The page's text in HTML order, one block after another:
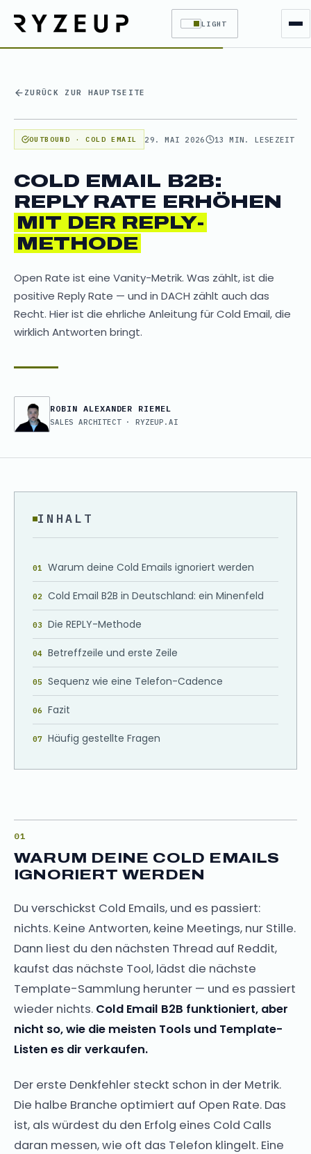
LIGHT
ZURÜCK ZUR HAUPTSEITE
OUTBOUND · COLD EMAIL 29. MAI 2026 13 MIN. LESEZEIT
COLD EMAIL B2B:
REPLY RATE ERHÖHEN
MIT DER REPLY-
METHODE
Open Rate ist eine Vanity-Metrik. Was zählt, ist die
positive Reply Rate — und in DACH zählt auch das
Recht. Hier ist die ehrliche Anleitung für Cold Email, die
wirklich Antworten bringt.
ROBIN ALEXANDER RIEMEL
SALES ARCHITECT · RYZEUP.AI
INHALT
Warum deine Cold Emails ignoriert werden
Cold Email B2B in Deutschland: ein Minenfeld
Die REPLY-Methode
Betreffzeile und erste Zeile
Sequenz wie eine Telefon-Cadence
Fazit
Häufig gestellte Fragen
WARUM DEINE COLD EMAILS
IGNORIERT WERDEN
Du verschickst Cold Emails, und es passiert:
nichts. Keine Antworten, keine Meetings, nur Stille.
Dann liest du den nächsten Thread auf Reddit,
kaufst das nächste Tool, lädst die nächste
Template-Sammlung herunter — und es passiert
wieder nichts. Cold Email B2B funktioniert, aber
nicht so, wie die meisten Tools und Template-
Listen es dir verkaufen.
Der erste Denkfehler steckt schon in der Metrik.
Die halbe Branche optimiert auf Open Rate. Das
ist, als würdest du den Erfolg eines Cold Calls
daran messen, wie oft das Telefon klingelt. Eine